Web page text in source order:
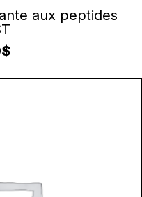
aux peptides
$